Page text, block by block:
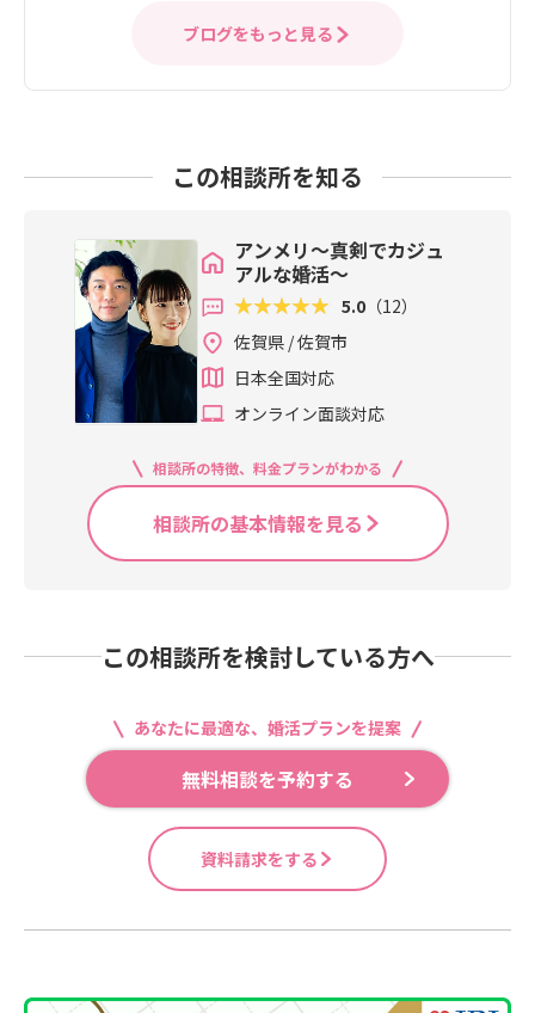
ブログをもっと見る
この相談所を知る
アンメリ～真剣でカジュ
アルな婚活～
5.0 （12）
佐賀県 / 佐賀市
日本全国対応
オンライン面談対応
相談所の特徴、料金プランがわかる
相談所の基本情報を見る
この相談所を検討している方へ
あなたに最適な、婚活プランを提案
無料相談を予約する
資料請求をする